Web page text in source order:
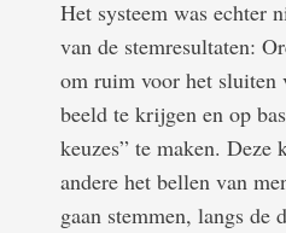
Het systeem was echter
van de stemresultaten:
om ruim voor het sluiten
beeld te krijgen en op
keuzes” te maken. Deze
andere het bellen van
gaan stemmen, langs de